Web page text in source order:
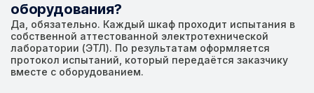
оборудования?
Да, обязательно. Каждый шкаф проходит испытания в
собственной аттестованной электротехнической
лаборатории (ЭТЛ). По результатам оформляется
протокол испытаний, который передаётся заказчику
вместе с оборудованием.